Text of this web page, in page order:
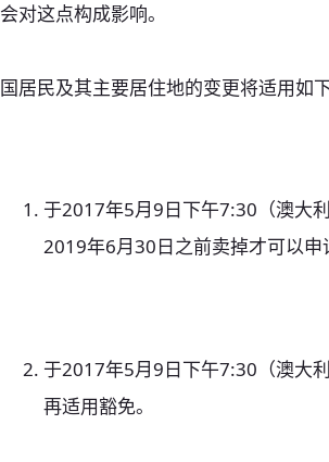
会对这点构成影响。
国居民及其主要居住地的变更将适用如下
于2017年5月9日下午7:30（澳大
2019年6月30日之前卖掉才可以申
于2017年5月9日下午7:30（澳大
再适用豁免。